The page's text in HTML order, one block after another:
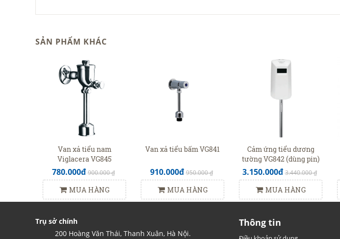
SẢN PHẨM KHÁC
Van xả tiểu nam
Viglacera VG845
780.000đ 900.000 ₫
MUA HÀNG
Van xả tiểu bấm VG841
910.000đ 950.000 ₫
MUA HÀNG
Cảm ứng tiểu dương
tường VG842 (dùng pin)
3.150.000đ 3.440.000 ₫
MUA HÀNG
Trụ sở chính
200 Hoàng Văn Thái, Thanh Xuân, Hà Nội.
Thông tin